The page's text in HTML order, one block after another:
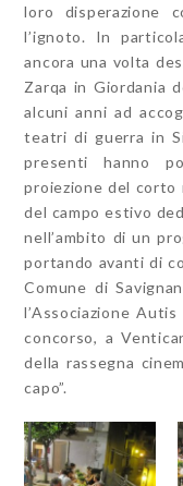
loro disperazione
l’ignoto. In
ancora una volta
Zarqa in Giordania
alcuni anni ad
teatri di guerra in
presenti hanno
proiezione del corto
del campo estivo
nell’ambito di un
portando avanti di
Comune di
l’Associazione
concorso, a
della rassegna
capo”.